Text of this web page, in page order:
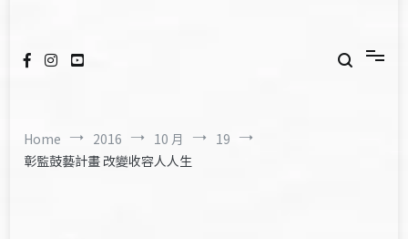
Home 2016 10 月
19
彰監鼓藝計畫 改變收容人人生